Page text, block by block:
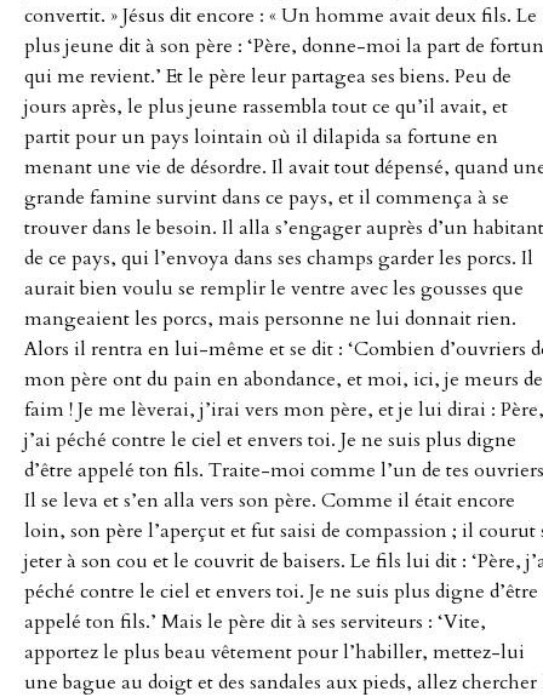
convertit. » Jésus dit encore : « Un homme avait deux fils. Le
plus jeune dit à son père : ‘Père, donne-moi la part de
qui me revient.’ Et le père leur partagea ses biens. Peu de
jours après, le plus jeune rassembla tout ce qu’il avait, et
partit pour un pays lointain où il dilapida sa fortune en
menant une vie de désordre. Il avait tout dépensé, quand
grande famine survint dans ce pays, et il commença à se
trouver dans le besoin. Il alla s’engager auprès d’un habitant
de ce pays, qui l’envoya dans ses champs garder les porcs. Il
aurait bien voulu se remplir le ventre avec les gousses que
mangeaient les porcs, mais personne ne lui donnait rien.
Alors il rentra en lui-même et se dit : ‘Combien d’ouvriers
mon père ont du pain en abondance, et moi, ici, je meurs de
faim ! Je me lèverai, j’irai vers mon père, et je lui dirai : Père,
j’ai péché contre le ciel et envers toi. Je ne suis plus digne
d’être appelé ton fils. Traite-moi comme l’un de tes
Il se leva et s’en alla vers son père. Comme il était encore
loin, son père l’aperçut et fut saisi de compassion ; il courut
jeter à son cou et le couvrit de baisers. Le fils lui dit : ‘Père,
péché contre le ciel et envers toi. Je ne suis plus digne d’être
appelé ton fils.’ Mais le père dit à ses serviteurs : ‘Vite,
apportez le plus beau vêtement pour l’habiller, mettez-lui
une bague au doigt et des sandales aux pieds, allez chercher